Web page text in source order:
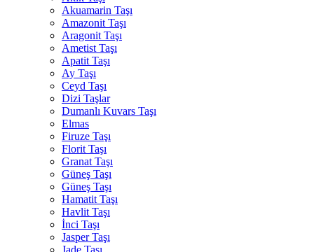
Akuamarin Taşı
Amazonit Taşı
Aragonit Taşı
Ametist Taşı
Apatit Taşı
Ay Taşı
Ceyd Taşı
Dizi Taşlar
Dumanlı Kuvars Taşı
Elmas
Firuze Taşı
Florit Taşı
Granat Taşı
Güneş Taşı
Güneş Taşı
Hamatit Taşı
Havlit Taşı
İnci Taşı
Jasper Taşı
Jade Taşı